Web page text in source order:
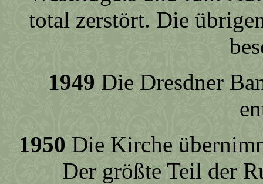
total zerstört. Die
1949 Die Dresdner
1950 Die Kirche
Der größte Teil der